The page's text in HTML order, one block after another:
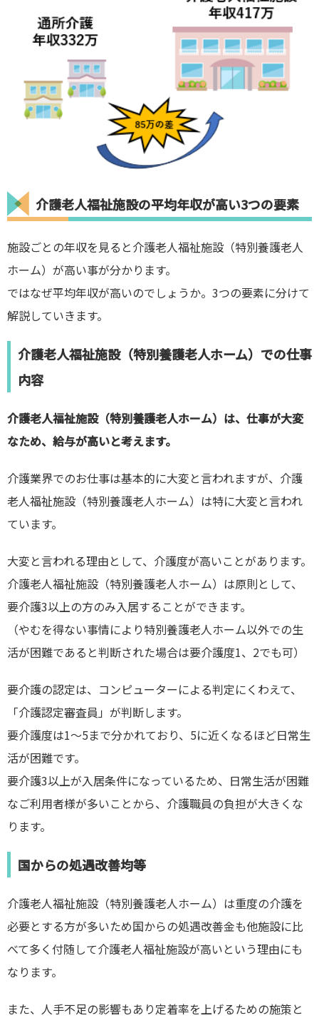
介護老人福祉施設の平均年収が高い3つの要素
施設ごとの年収を見ると介護老人福祉施設（特別養護老人
ホーム）が高い事が分かります。
ではなぜ平均年収が高いのでしょうか。3つの要素に分けて
解説していきます。
介護老人福祉施設（特別養護老人ホーム）での仕事
内容
介護老人福祉施設（特別養護老人ホーム）は、仕事が大変
なため、給与が高いと考えます。
介護業界でのお仕事は基本的に大変と言われますが、介護
老人福祉施設（特別養護老人ホーム）は特に大変と言われ
ています。
大変と言われる理由として、介護度が高いことがあります。
介護老人福祉施設（特別養護老人ホーム）は原則として、
要介護3以上の方のみ入居することができます。
（やむを得ない事情により特別養護老人ホーム以外での生
活が困難であると判断された場合は要介護度1、2でも可）
要介護の認定は、コンピューターによる判定にくわえて、
「介護認定審査員」が判断します。
要介護度は1〜5まで分かれており、5に近くなるほど日常生
活が困難です。
要介護3以上が入居条件になっているため、日常生活が困難
なご利用者様が多いことから、介護職員の負担が大きくな
ります。
国からの処遇改善均等
介護老人福祉施設（特別養護老人ホーム）は重度の介護を
必要とする方が多いため国からの処遇改善金も他施設に比
べて多く付随して介護老人福祉施設が高いという理由にも
なります。
また、人手不足の影響もあり定着率を上げるための施策と